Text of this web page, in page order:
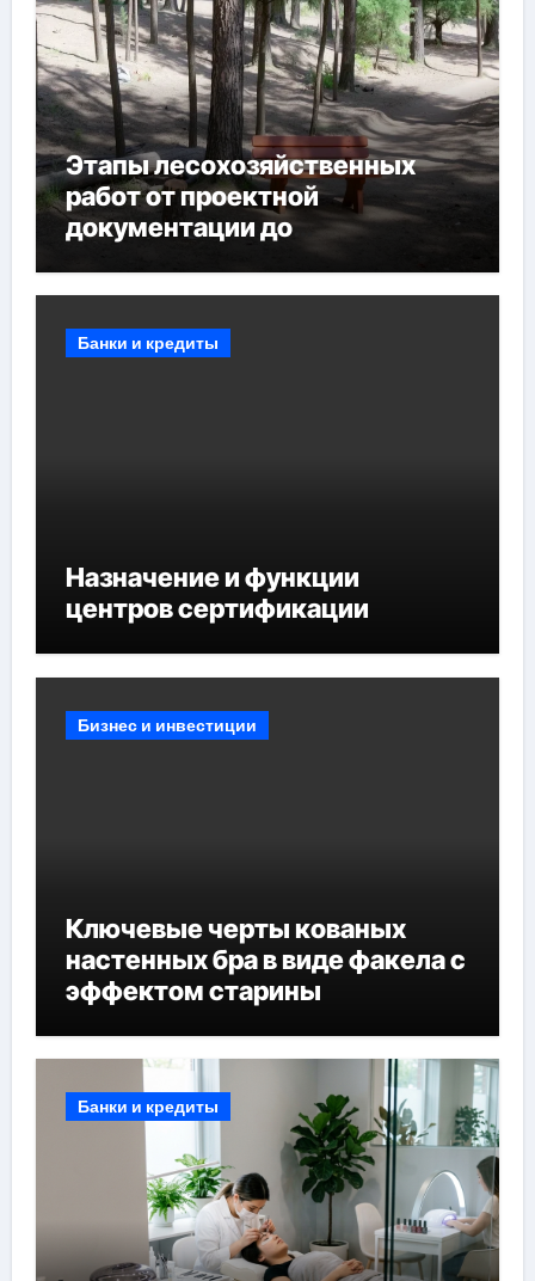
Этапы лесохозяйственных
работ от проектной
документации до
мероприятий и обустройства
Банки и кредиты
Назначение и функции
центров сертификации
Бизнес и инвестиции
Ключевые черты кованых
настенных бра в виде факела с
эффектом старины
Банки и кредиты